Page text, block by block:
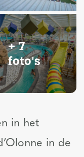
+ 7
foto's
in het
in de